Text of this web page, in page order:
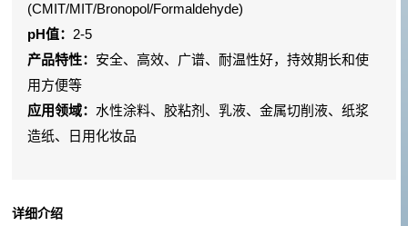
(CMIT/MIT/Bronopol/Formaldehyde)
pH值：2-5
产品特性： 安全、高效、广谱、耐温性好，持效期长和使
用方便等
应用领域：水性涂料、胶粘剂、乳液、金属切削液、纸浆
造纸、日用化妆品
详细介绍